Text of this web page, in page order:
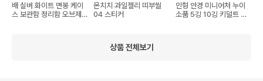
배 실버 화이트 면봉 케이
스 보관함 정리함 오브제
몬치치 과일젤리 띠부씰
04 스티커
인형 안경 미니어처 누이
소품 5깅 10깅 키덜트 빈
상품 전체보기